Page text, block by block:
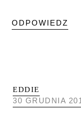
ODPOWIEDZ
EDDIE
30 GRUDNIA